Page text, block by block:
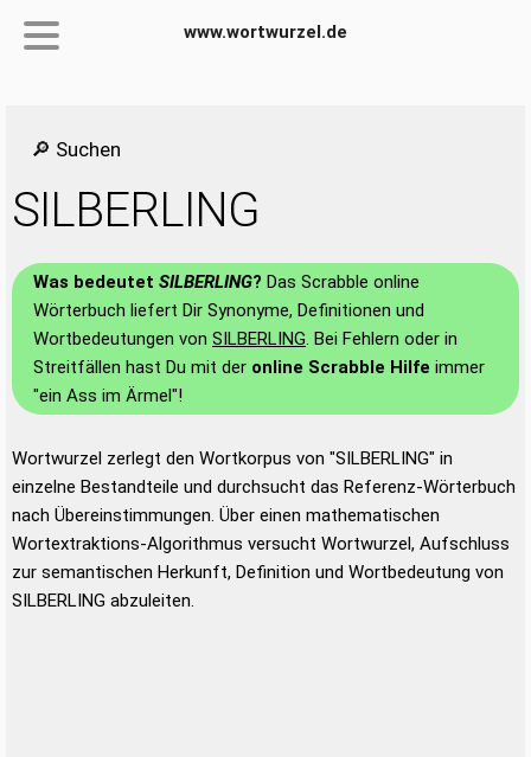
www.wortwurzel.de
🔎 Suchen
SILBERLING
Was bedeutet SILBERLING? Das Scrabble online
Wörterbuch liefert Dir Synonyme, Definitionen und
Wortbedeutungen von SILBERLING. Bei Fehlern oder in
Streitfällen hast Du mit der online Scrabble Hilfe immer
"ein Ass im Ärmel"!
Wortwurzel zerlegt den Wortkorpus von "SILBERLING" in
einzelne Bestandteile und durchsucht das Referenz-Wörterbuch
nach Übereinstimmungen. Über einen mathematischen
Wortextraktions-Algorithmus versucht Wortwurzel, Aufschluss
zur semantischen Herkunft, Definition und Wortbedeutung von
SILBERLING abzuleiten.